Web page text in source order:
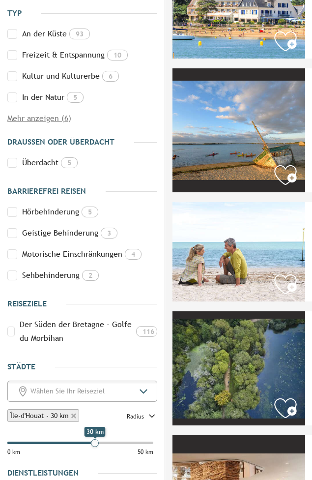
TYP
An der Küste 93
Freizeit & Entspannung 10
Kultur und Kulturerbe 6
In der Natur 5
Mehr anzeigen (6)
DRAUSSEN ODER ÜBERDACHT
Überdacht 5
BARRIEREFREI REISEN
Hörbehinderung 5
Geistige Behinderung 3
Motorische Einschränkungen 4
Sehbehinderung 2
REISEZIELE
Der Süden der Bretagne - Golfe
du Morbihan
116
STÄDTE
Île-d'Houat - 30 km Radius
0 km 50 km
30 km
DIENSTLEISTUNGEN